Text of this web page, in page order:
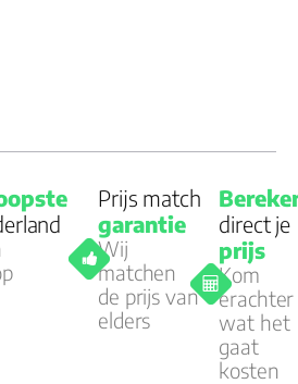
Prijs match
garantie
Wij
matchen
de prijs van
elders
direct je
prijs
Kom
erachter
wat het
gaat
kosten